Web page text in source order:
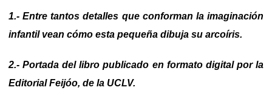
1.- Entre tantos detalles que conforman la imaginación
infantil vean cómo esta pequeña dibuja su arcoíris.
2.- Portada del libro publicado en formato digital por la
Editorial Feijóo, de la UCLV.